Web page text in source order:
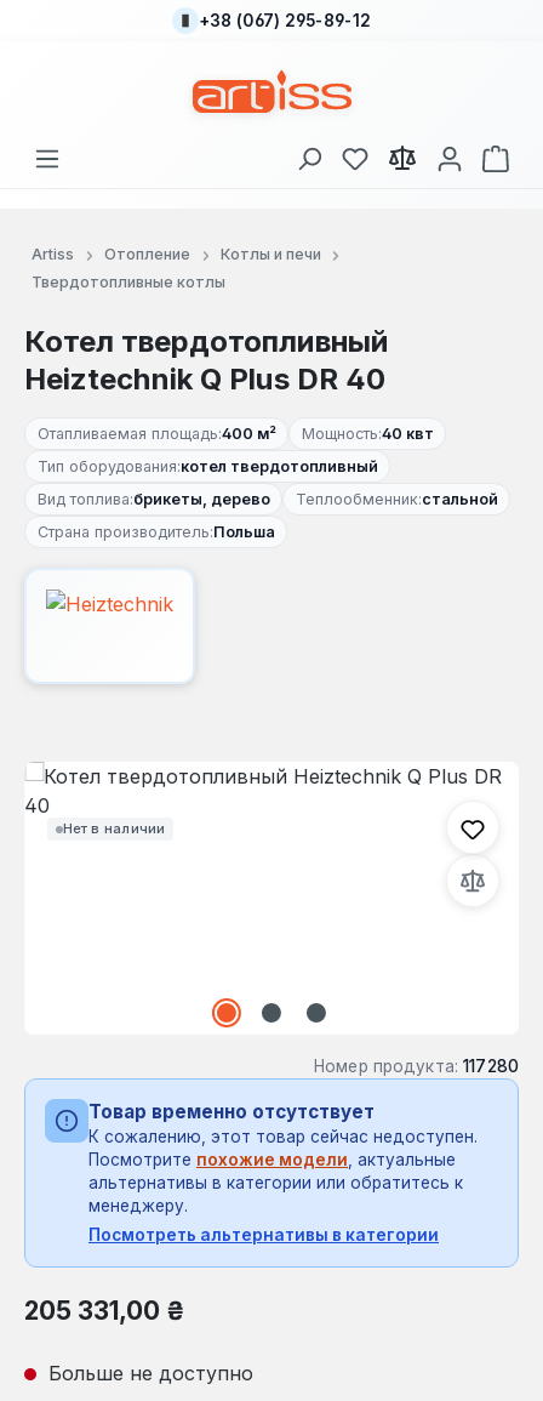
Перейти к основному содержанию
+38 (067) 295-89-12
У вас есть товары
В
Artiss Отопление
Котлы и печи
Твердотопливные котлы
Котел твердотопливный
Heiztechnik Q Plus DR 40
Отапливаемая площадь:400 м² Мощность:40 квт
Тип оборудования:котел твердотопливный
Вид топлива:брикеты, дерево Теплообменник:стальной
Страна производитель:Польша
Нет в наличии
Пропустить галерею изображений
Номер продукта: 117280
Товар временно отсутствует
К сожалению, этот товар сейчас недоступен.
Посмотрите похожие модели, актуальные
альтернативы в категории или обратитесь к
менеджеру.
Посмотреть альтернативы в категории
Обычная цена:
205 331,00 ₴
Больше не доступно